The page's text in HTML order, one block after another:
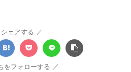
シェアする
をフォローする